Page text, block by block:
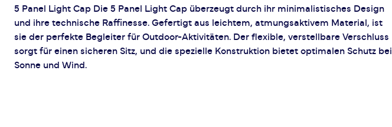
5 Panel Light Cap Die 5 Panel Light Cap überzeugt durch ihr minimalistisches Design
und ihre technische Raffinesse. Gefertigt aus leichtem, atmungsaktivem Material, ist
sie der perfekte Begleiter für Outdoor-Aktivitäten. Der flexible, verstellbare Verschluss
sorgt für einen sicheren Sitz, und die spezielle Konstruktion bietet optimalen Schutz bei
Sonne und Wind.